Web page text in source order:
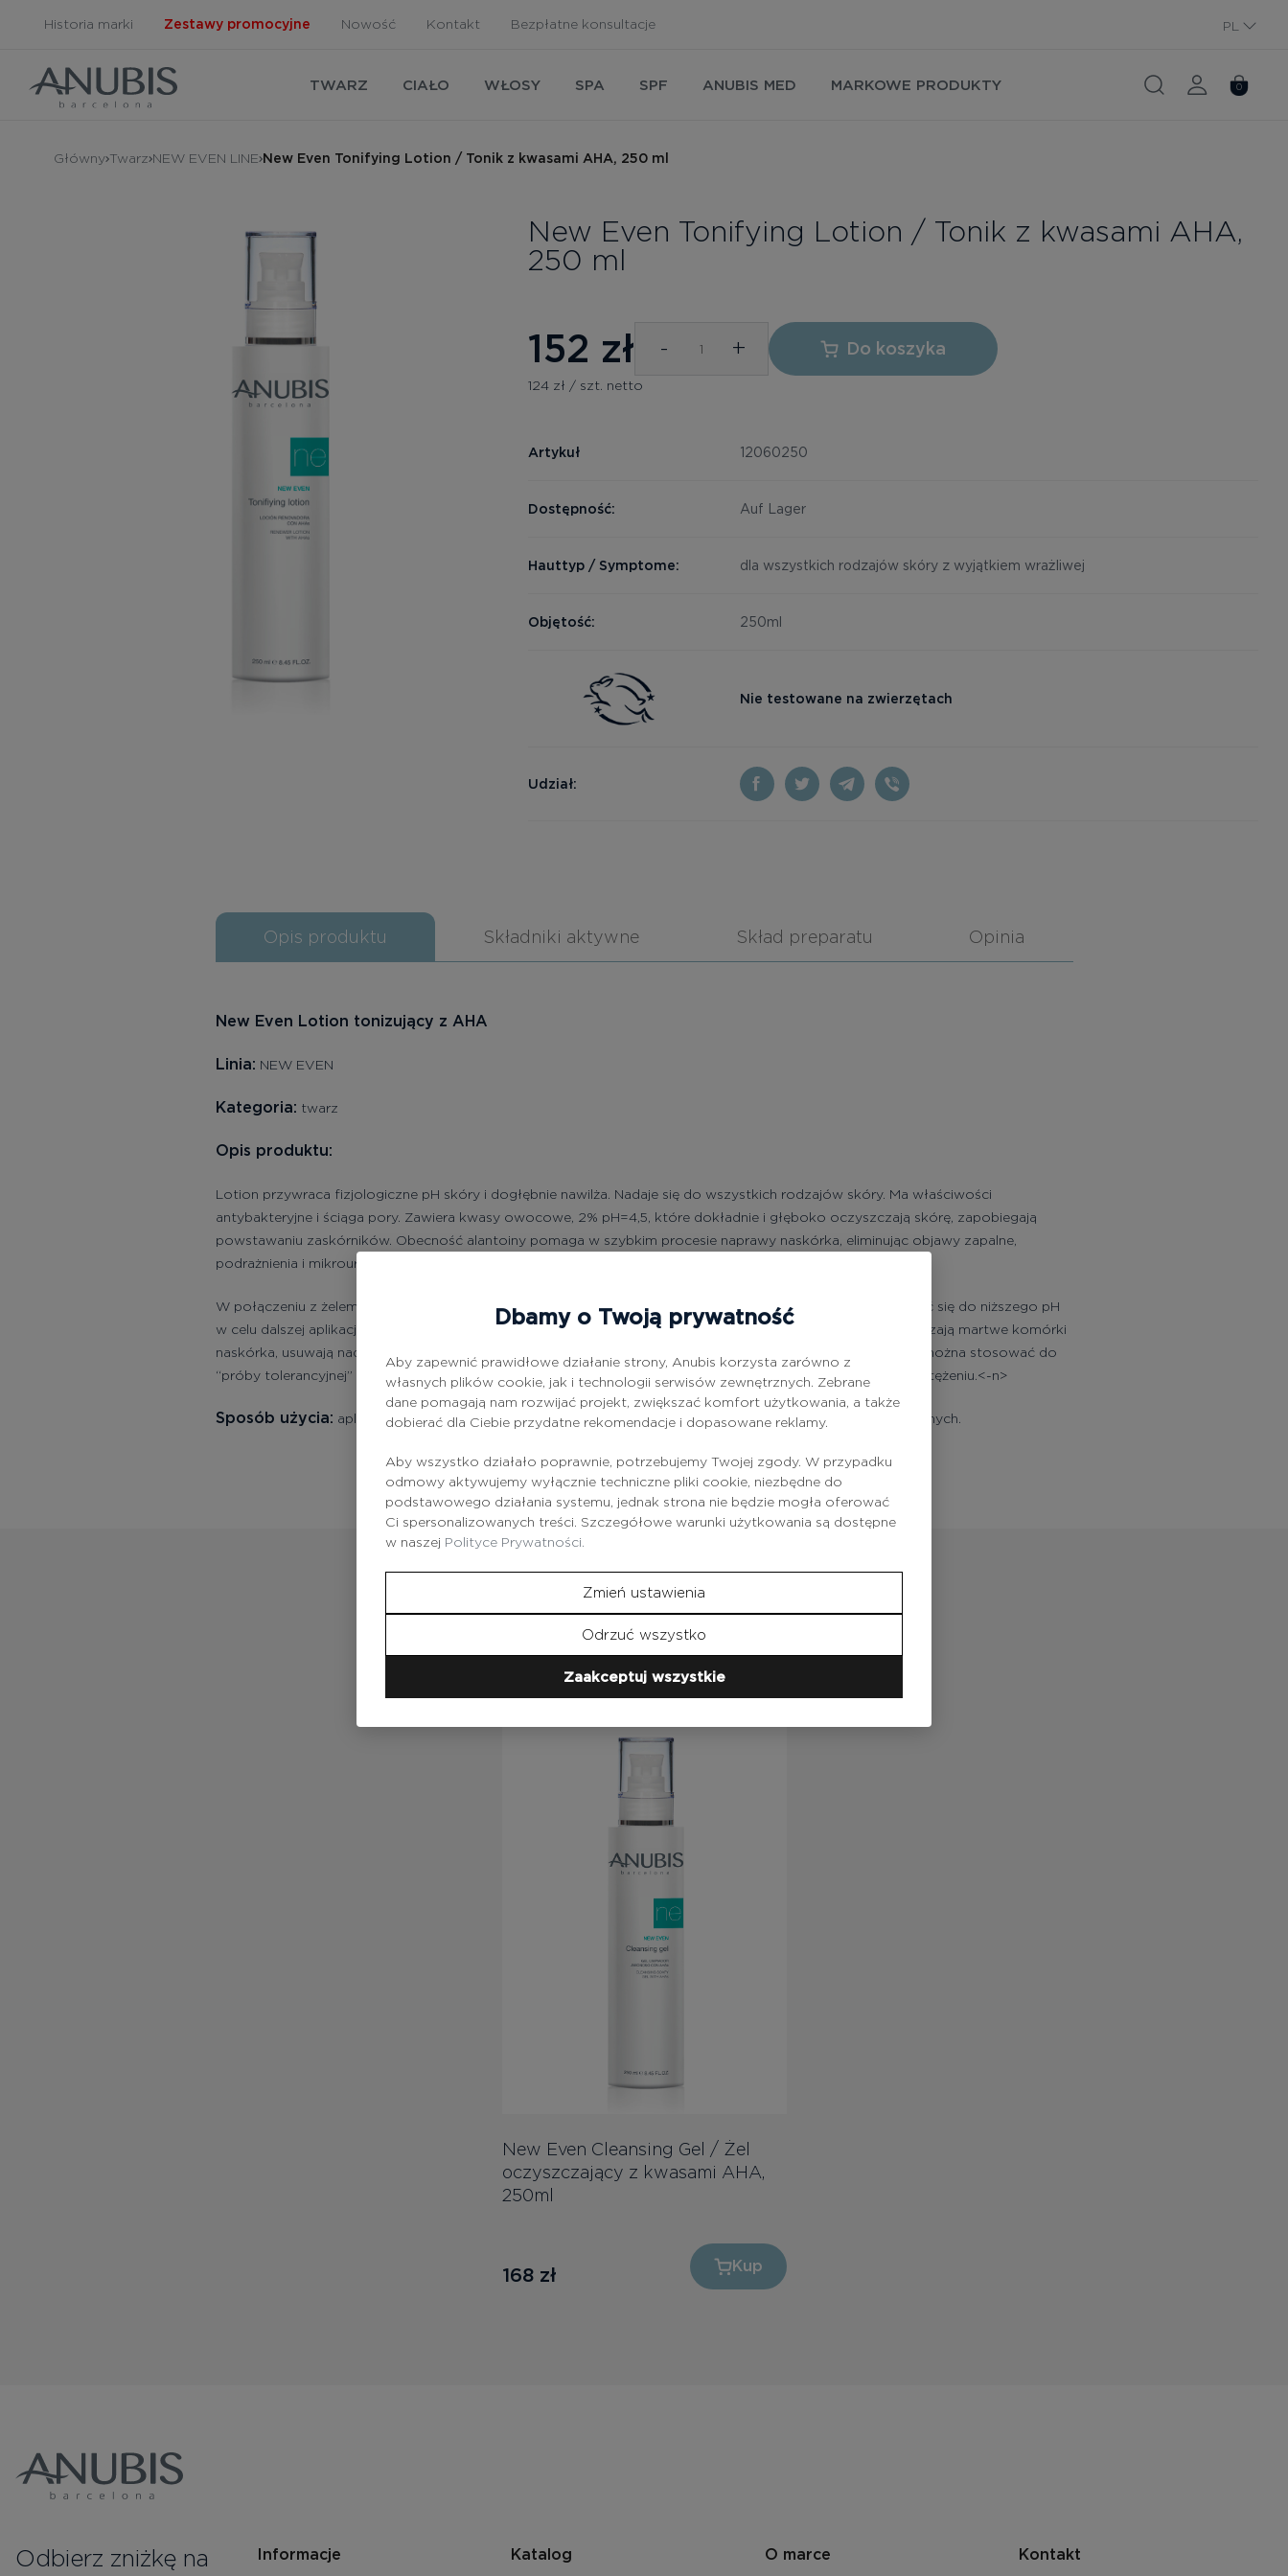
Historia marki Zestawy promocyjne Nowość Kontakt Bezpłatne konsultacje
PL
TWARZ CIAŁO WŁOSY SPA SPF ANUBIS MED MARKOWE PRODUKTY 0
Główny Twarz NEW EVEN LINE New Even Tonifying Lotion / Tonik z kwasami AHA, 250 ml
New Even Tonifying Lotion / Tonik z kwasami AHA,
250 ml
152 zł - + Do koszyka
124 zł / szt. netto
Artykuł 12060250
Dostępność: Auf Lager
Hauttyp / Symptome: dla wszystkich rodzajów skóry z wyjątkiem wrażliwej
Objętość: 250ml
Nie testowane na zwierzętach
Udział:
Opis produktu Składniki aktywne Skład preparatu Opinia
New Even Lotion tonizujący z AHA
Linia: NEW EVEN
Kategoria: twarz
Opis produktu:
Lotion przywraca fizjologiczne pH skóry i dogłębnie nawilża. Nadaje się do wszystkich rodzajów skóry. Ma właściwości
antybakteryjne i ściąga pory. Zawiera kwasy owocowe, 2% pH=4,5, które dokładnie i głęboko oczyszczają skórę, zapobiegają
powstawaniu zaskórników. Obecność alantoiny pomaga w szybkim procesie naprawy naskórka, eliminując objawy zapalne,
podrażnienia i mikrourazy.<-n>
W połączeniu z żelem oczyszczającym, zastosowanie tego lotionu pomaga skórze stopniowo przystosować się do niższego pH
w celu dalszej aplikacji kwasów owocowych (AHA) w większym stężeniu. Kwasy owocowe skutecznie złuszczają martwe komórki
naskórka, usuwają nadmiar sebum i niedoskonałości oraz wyrównują powierzchnię skóry i jej koloryt. Lotion można stosować do
“próby tolerancyjnej” na kwasy dla skór wrażliwych, przed zabiegami z wykorzystaniem kwasów o wysokim stężeniu.<-n>
Sposób użycia: aplikować na oczyszczoną skórę twarzy i szyi, rozpylając lub z pomocą płatków bawełnianych.
Produktyz tej serii
New Even Cleansing Gel / Żel
oczyszczający z kwasami AHA,
250ml
168 zł Kup
Odbierz zniżkę na
Informacje Katalog O marce Kontakt
Dbamy o Twoją prywatność
Aby zapewnić prawidłowe działanie strony, Anubis korzysta zarówno z
własnych plików cookie, jak i technologii serwisów zewnętrznych. Zebrane
dane pomagają nam rozwijać projekt, zwiększać komfort użytkowania, a także
dobierać dla Ciebie przydatne rekomendacje i dopasowane reklamy.
Aby wszystko działało poprawnie, potrzebujemy Twojej zgody. W przypadku
odmowy aktywujemy wyłącznie techniczne pliki cookie, niezbędne do
podstawowego działania systemu, jednak strona nie będzie mogła oferować
Ci spersonalizowanych treści. Szczegółowe warunki użytkowania są dostępne
w naszej Polityce Prywatności.
Zmień ustawienia
Odrzuć wszystko
Zaakceptuj wszystkie